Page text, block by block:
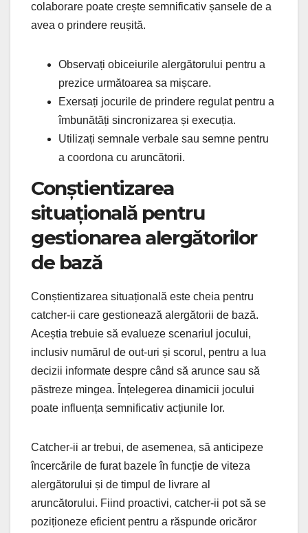
colaborare poate crește semnificativ șansele de a
avea o prindere reușită.
Observați obiceiurile alergătorului pentru a
prezice următoarea sa mișcare.
Exersați jocurile de prindere regulat pentru a
îmbunătăți sincronizarea și execuția.
Utilizați semnale verbale sau semne pentru
a coordona cu aruncătorii.
Conștientizarea
situațională pentru
gestionarea alergătorilor
de bază
Conștientizarea situațională este cheia pentru
catcher-ii care gestionează alergătorii de bază.
Aceștia trebuie să evalueze scenariul jocului,
inclusiv numărul de out-uri și scorul, pentru a lua
decizii informate despre când să arunce sau să
păstreze mingea. Înțelegerea dinamicii jocului
poate influența semnificativ acțiunile lor.
Catcher-ii ar trebui, de asemenea, să anticipeze
încercările de furat bazele în funcție de viteza
alergătorului și de timpul de livrare al
aruncătorului. Fiind proactivi, catcher-ii pot să se
poziționeze eficient pentru a răspunde oricăror